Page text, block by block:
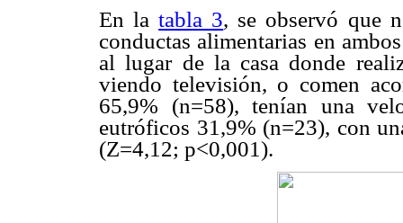
En latabla 3, se observó que
conductas alimentarias en
al lugar de la casa donde
viendo televisión, o comen
65,9% (n=58), tenían una
eutróficos 31,9% (n=23), con
(Z=4,12; p<0,001).